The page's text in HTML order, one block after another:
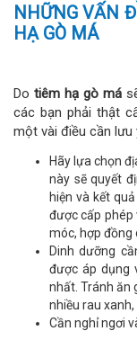
NHỮNG VẤN
HẠ GÒ MÁ
Do tiêm hạ gò má
các bạn phải thật
một vài điều cần lưu
Hãy lựa chọn
này sẽ quyết
hiện và kết
được cấp phép
móc, hợp đồng
Dinh dưỡng
được áp dụng
nhất. Tránh ăn
nhiều rau
Cần nghỉ ngơi